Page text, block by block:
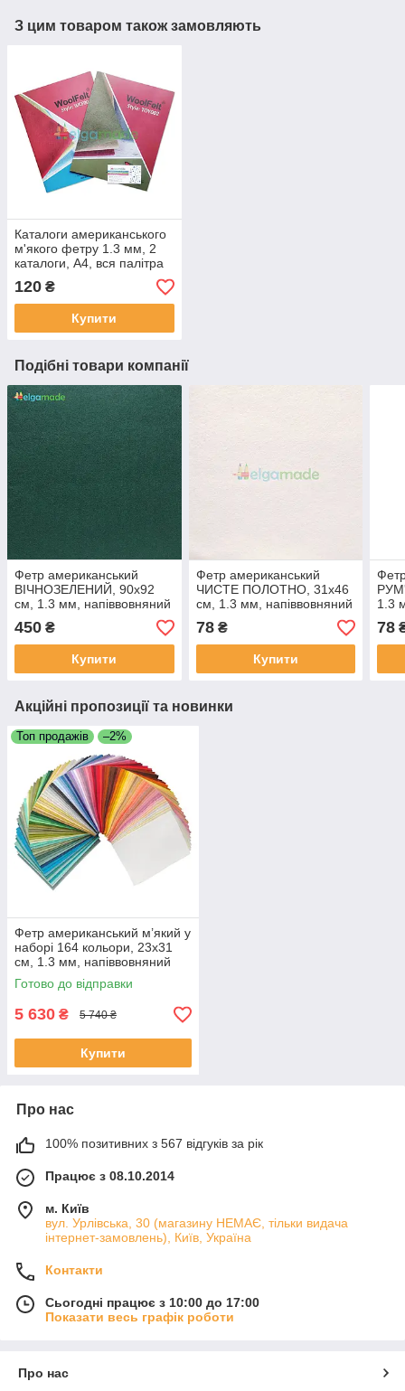
З цим товаром також замовляють
Каталоги американського
м'якого фетру 1.3 мм, 2
каталоги, A4, вся палітра
120 ₴
Купити
Подібні товари компанії
Фетр американський
ВІЧНОЗЕЛЕНИЙ, 90x92
см, 1.3 мм, напіввовняний
450 ₴
Купити
Фетр американський
ЧИСТЕ ПОЛОТНО, 31x46
см, 1.3 мм, напіввовняний
78₴
Купити
1.3
78
Акційні пропозиції та новинки
Топ продажів –2%
Фетр американський м’який у
наборі 164 кольори, 23х31
см, 1.3 мм, напіввовняний
Готово до відправки
5 630 ₴ 5 740 ₴
Купити
Про нас
100% позитивних з 567 відгуків за рік
Працює з 08.10.2014
м. Київ
вул. Урлівська, 30 (магазину НЕМАЄ, тільки видача
інтернет-замовлень), Київ, Україна
Контакти
Сьогодні працює з 10:00 до 17:00
Показати весь графік роботи
Про нас